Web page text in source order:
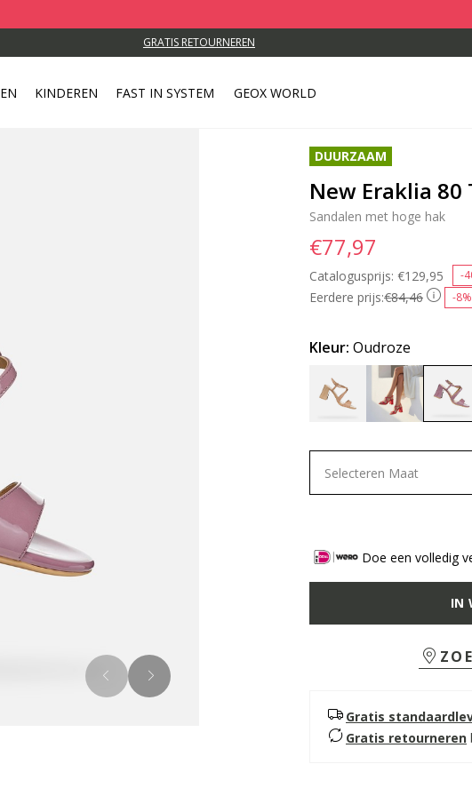
Take
GRATIS RETOURNEREN
KINDEREN FAST IN SYSTEM GEOX WORLD
DUURZAAM
New Eraklia 80
Sandalen met hoge hak
Eerdere prijs:€84,46 -8%
Catalogusprijs: Price
€129,95 -
€77,97
Kleur: Oudroze
Selecteren Maat
Doe een volledig
IN
Gratis
Gratis retourneren